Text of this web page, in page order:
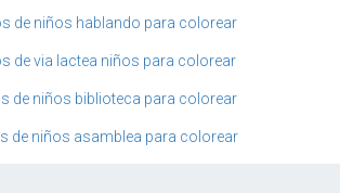
de niños hablando para colorear
de via lactea niños para colorear
de niños biblioteca para colorear
de niños asamblea para colorear